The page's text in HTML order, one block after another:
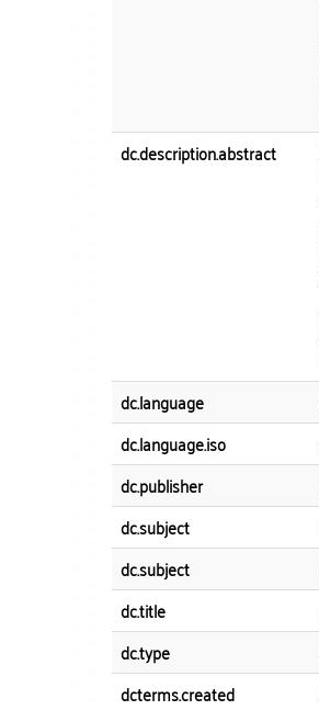
dc.description.abstract
dc.language
dc.language.iso
dc.publisher
dc.subject
dc.subject
dc.title
dc.type
dcterms.created